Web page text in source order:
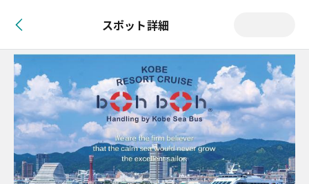
スポット詳細